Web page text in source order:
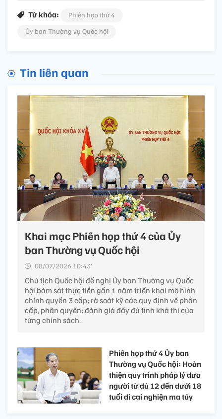
Từ khóa:
Phiên họp thứ 4
Ủy ban Thường vụ Quốc hội
Tin liên quan
Khai mạc Phiên họp thứ 4 của Ủy
ban Thường vụ Quốc hội
08/07/2026 10:43’
Chủ tịch Quốc hội đề nghị Ủy ban Thường vụ Quốc
hội bám sát thực tiễn gần 1 năm triển khai mô hình
chính quyền 3 cấp; rà soát kỹ các quy định về phân
cấp, phân quyền; đánh giá đầy đủ tính khả thi của
từng chính sách.
Phiên họp thứ 4 Ủy ban
Thường vụ Quốc hội: Hoàn
thiện quy trình pháp lý đưa
người từ đủ 12 đến dưới 18
tuổi đi cai nghiện ma túy